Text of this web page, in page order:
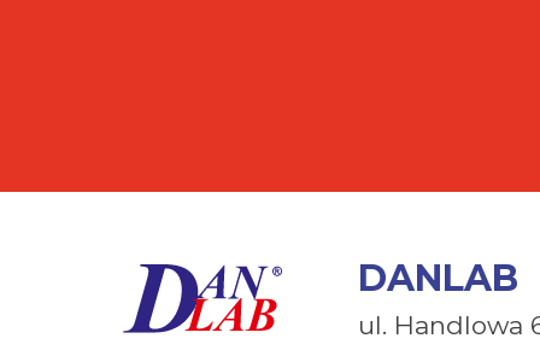
DANLAB
ul. Handlowa